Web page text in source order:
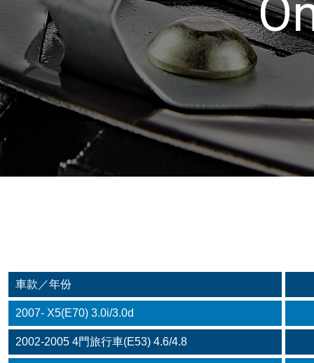
車款／年份
2007- X5(E70) 3.0i/3.0d
2002-2005 4門旅行車(E53) 4.6/4.8